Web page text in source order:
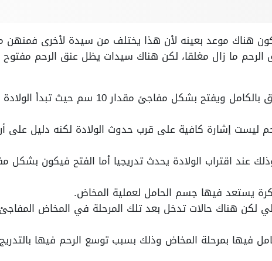
هناك موعد بعينه لأن هذا يختلف من سيدة لأخرى فمنهن
هناك حالات يكون فيها عنق الرحم مغلق بالكامل ويفتح بشكل
ليست إشارة كافية على قرب حدوث الولادة لكنه دليل على
عند اقتراب الولادة يحدث تدريجيا أما الفتح فيكون بشكل
الأولي لكن هناك حالات تدخل بعد تلك المرحلة في المخاض
دخول الحامل فيها بمرحلة المخاض وذلك بسبب توسع الرحم فيها